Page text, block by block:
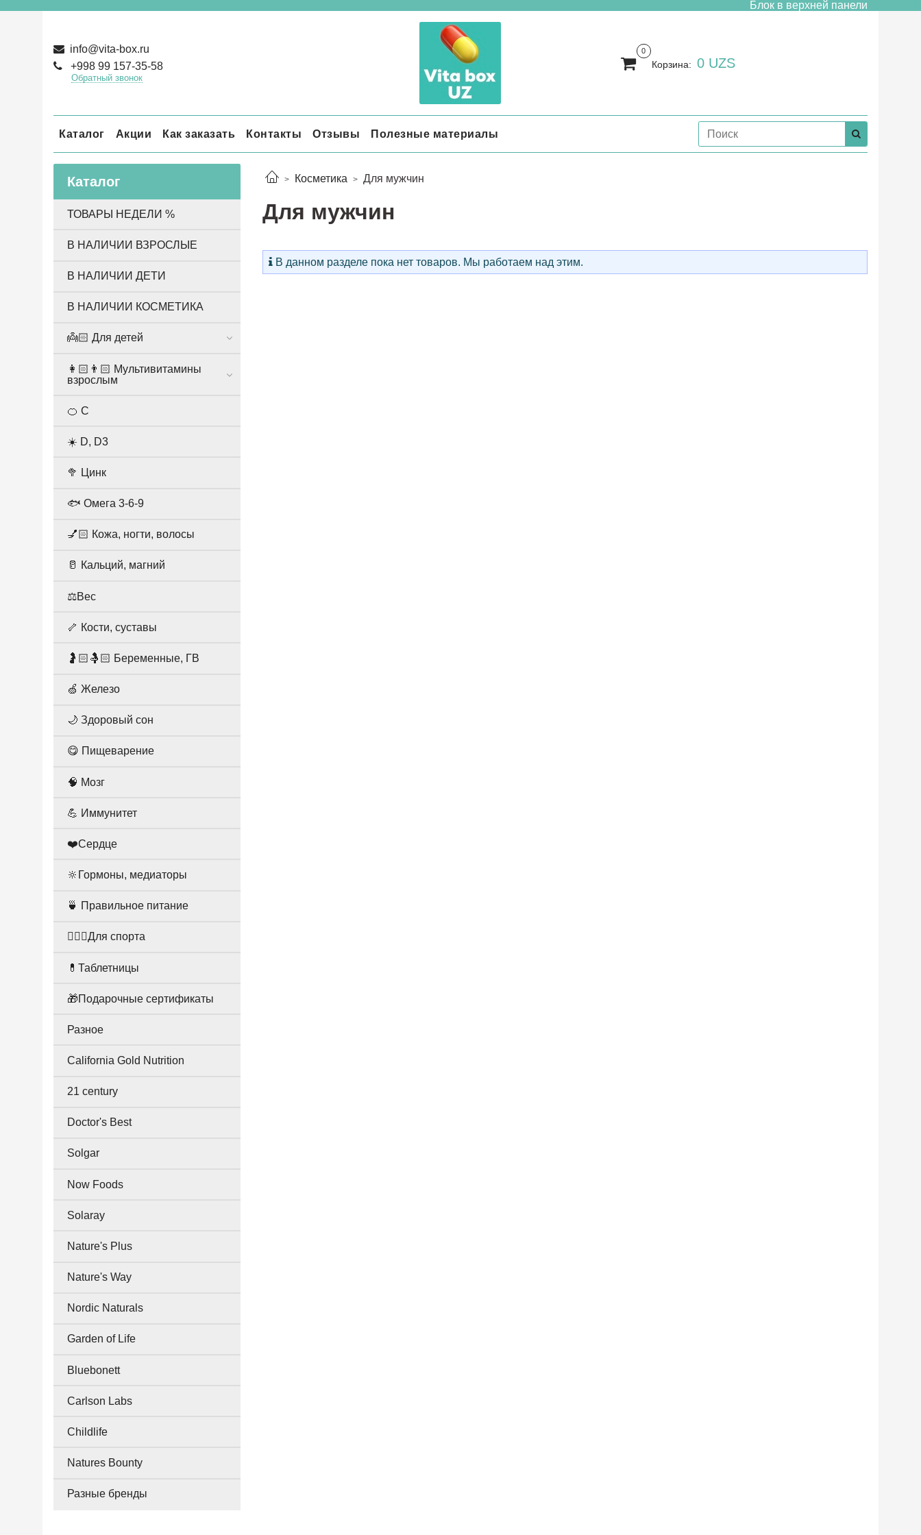
Блок в верхней панели
info@vita-box.ru
+998 99 157-35-58
Обратный звонок
0
Корзина: 0 UZS
Каталог Акции Как заказать Контакты Отзывы Полезные материалы
Косметика Для мужчин
Для мужчин
В данном разделе пока нет товаров. Мы работаем над этим.
Каталог
ТОВАРЫ НЕДЕЛИ %
В НАЛИЧИИ ВЗРОСЛЫЕ
В НАЛИЧИИ ДЕТИ
В НАЛИЧИИ КОСМЕТИКА
👼🏻 Для детей
👩🏻👨🏻 Мультивитамины
взрослым
🍊 С
☀️ D, D3
🥦 Цинк
🐟 Омега 3-6-9
💅🏻 Кожа, ногти, волосы
🥛 Кальций, магний
⚖️Вес
🦴 Кости, суставы
🤰🏻🤱🏻 Беременные, ГВ
🍏 Железо
🌙 Здоровый сон
😋 Пищеварение
🧠 Мозг
💪 Иммунитет
❤️Сердце
🔆Гормоны, медиаторы
🍵 Правильное питание
🤸🏻‍♀️Для спорта
💊Таблетницы
🎁Подарочные сертификаты
Разное
California Gold Nutrition
21 century
Doctor's Best
Solgar
Now Foods
Solaray
Nature's Plus
Nature's Way
Nordic Naturals
Garden of Life
Bluebonett
Carlson Labs
Childlife
Natures Bounty
Разные бренды